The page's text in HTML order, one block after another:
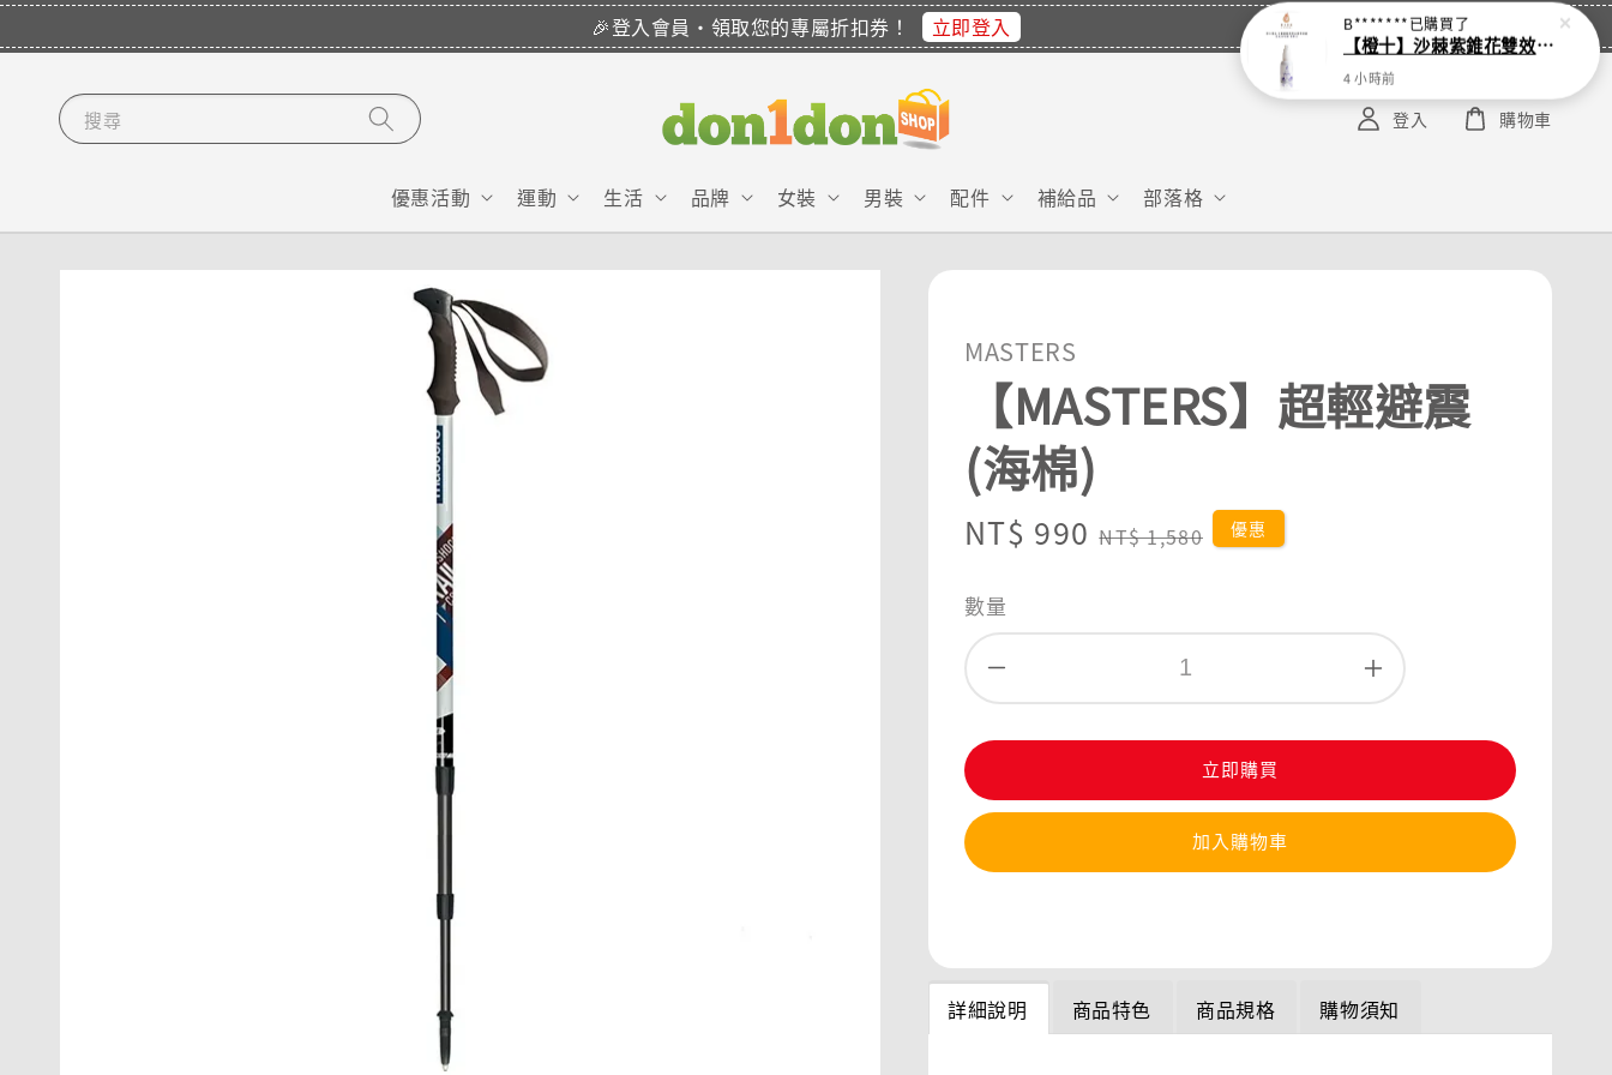
🎉登入會員・領取您的專屬折扣券！ 立即登入
搜尋
優惠活動 運動 生活 品牌 女裝 男裝 配件 補給品 部落格
登入 購物車
MASTERS
【MASTERS】超輕避震
(海棉)
Sale
NT$ 990 Regular
NT$ 1,580 優惠
數量
立即購買
加入購物車
詳細說明 商品特色 商品規格 購物須知
B******* 已購買了
【橙十】沙棘紫錐花雙效複方潤喉噴劑50ml 涼感加強版 新配方
4 小時前